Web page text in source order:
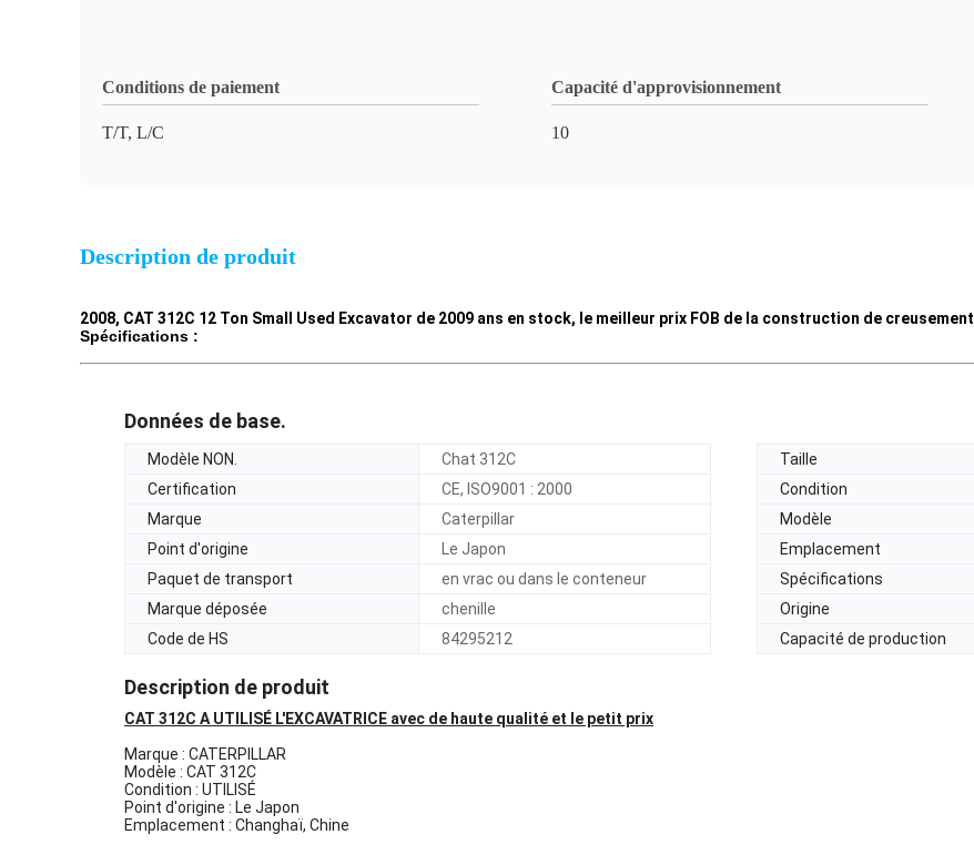
Conditions de paiement
T/T, L/C
Capacité d'approvisionnement
10
Description de produit
2008, CAT 312C 12 Ton Small Used Excavator de 2009 ans en stock, le meilleur prix FOB de la construction de creusement
Spécifications :
Données de base.
Modèle NON. Chat 312C Taille
Certification
CE, ISO9001 : 2000 Condition
Marque
Caterpillar Modèle
Point d'origine
Le Japon Emplacement
Paquet de transport
en vrac ou dans le conteneur Spécifications
Marque déposée
chenille Origine
Code de HS
84295212 Capacité de production
Description de produit
CAT 312C A UTILISÉ L'EXCAVATRICE avec de haute qualité et le petit prix
Marque : CATERPILLAR
Modèle : CAT 312C
Condition : UTILISÉ
Point d'origine : Le Japon
Emplacement : Changhaï, Chine